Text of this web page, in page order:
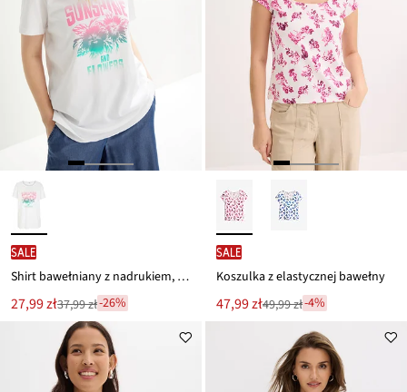
SALE
Shirt bawełniany z nadrukiem, krótki rękaw
Nowa
cena
27,99 zł
Przeceniono
37,99 zł
37,99 zł-26%
SALE
Koszulka z elastycznej bawełny
Nowa
cena
47,99 zł
Przeceniono
49,99 zł-4%